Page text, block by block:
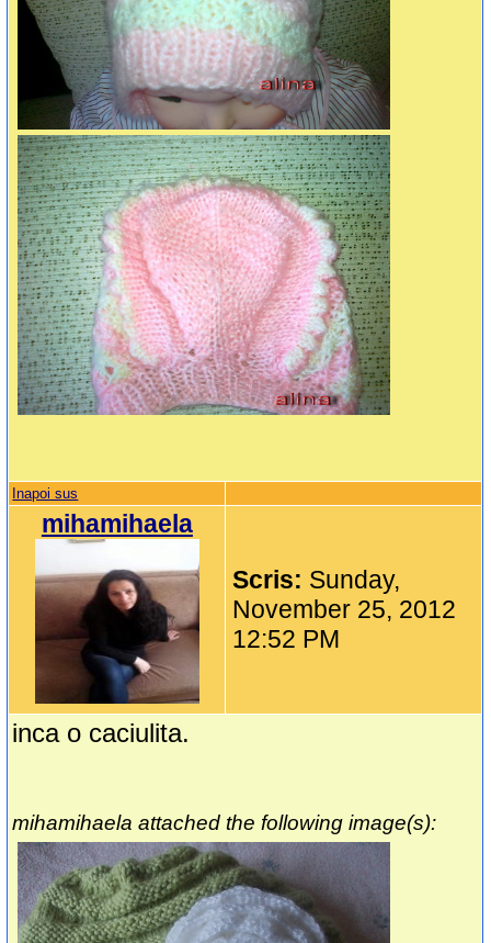
Inapoi sus
mihamihaela
Scris: Sunday,
November 25, 2012
12:52 PM
inca o caciulita.
mihamihaela attached the following image(s):